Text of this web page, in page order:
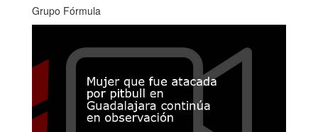
Grupo Fórmula